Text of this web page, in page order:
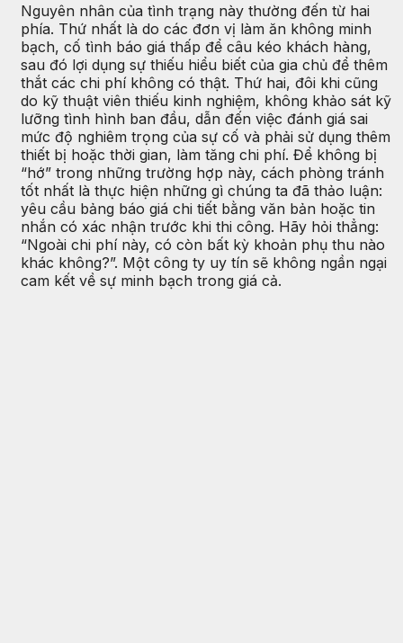
Nguyên nhân của tình trạng này thường đến từ hai
phía. Thứ nhất là do các đơn vị làm ăn không minh
bạch, cố tình báo giá thấp để câu kéo khách hàng,
sau đó lợi dụng sự thiếu hiểu biết của gia chủ để thêm
thắt các chi phí không có thật. Thứ hai, đôi khi cũng
do kỹ thuật viên thiếu kinh nghiệm, không khảo sát kỹ
lưỡng tình hình ban đầu, dẫn đến việc đánh giá sai
mức độ nghiêm trọng của sự cố và phải sử dụng thêm
thiết bị hoặc thời gian, làm tăng chi phí. Để không bị
“hớ” trong những trường hợp này, cách phòng tránh
tốt nhất là thực hiện những gì chúng ta đã thảo luận:
yêu cầu bảng báo giá chi tiết bằng văn bản hoặc tin
nhắn có xác nhận trước khi thi công. Hãy hỏi thẳng:
“Ngoài chi phí này, có còn bất kỳ khoản phụ thu nào
khác không?”. Một công ty uy tín sẽ không ngần ngại
cam kết về sự minh bạch trong giá cả.